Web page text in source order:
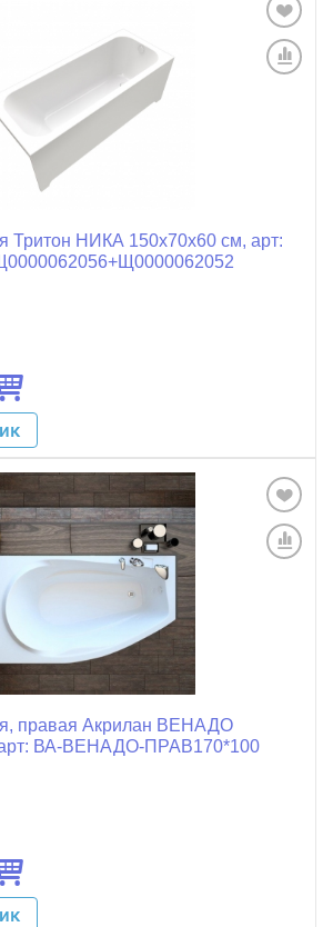
Тритон НИКА 150x70x60 см, арт:
правая Акрилан ВЕНАДО
арт: ВА-ВЕНАДО-ПРАВ170*100